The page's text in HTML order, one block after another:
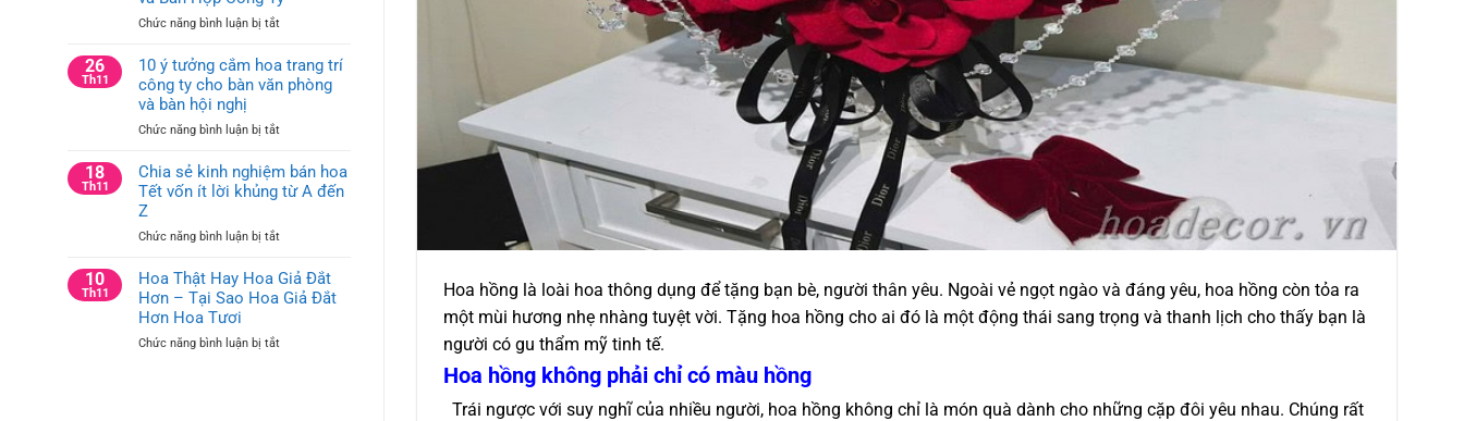
Noel
–
Nghĩa
Của
Noel
Chức năng bình luận bị tắtở
Dẫn
Cắm
Trang
Trí
Nghị
Bàn
Họp
26
Th11
10 ý tưởng cắm hoa trang trí
công ty cho bàn văn phòng
và bàn hội nghị
Chức năng bình luận bị tắtở
ý
tưởng
trang
công
ty
văn
18
Th11
Chia sẻ kinh nghiệm bán hoa
Tết vốn ít lời khủng từ A đến
Z
Chức năng bình luận bị tắtở
sẻ
kinh
hoa
10
Th11
Hoa Thật Hay Hoa Giả Đắt
Hơn – Tại Sao Hoa Giả Đắt
Hơn Hoa Tươi
Chức năng bình luận bị tắtở
Hoa hồng là loài hoa thông dụng để tặng bạn bè, người thân yêu. Ngoài vẻ ngọt ngào và đáng yêu, hoa hồng còn tỏa ra
một mùi hương nhẹ nhàng tuyệt vời. Tặng hoa hồng cho ai đó là một động thái sang trọng và thanh lịch cho thấy bạn là
người có gu thẩm mỹ tinh tế.
Hoa hồng không phải chỉ có màu hồng
Trái ngược với suy nghĩ của nhiều người, hoa hồng không chỉ là món quà dành cho những cặp đôi yêu nhau. Chúng rất